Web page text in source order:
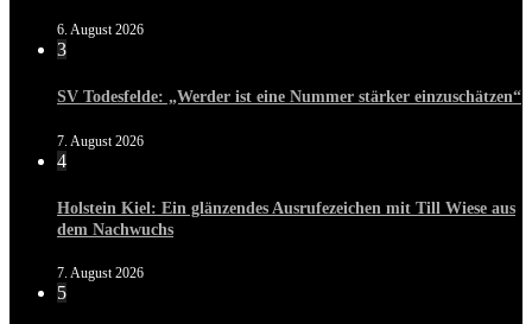
6. August 2026
3
SV Todesfelde: „Werder ist eine Nummer stärker einzuschätzen“
7. August 2026
4
Holstein Kiel: Ein glänzendes Ausrufezeichen mit Till Wiese aus
dem Nachwuchs
7. August 2026
5